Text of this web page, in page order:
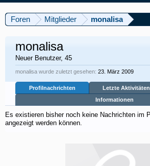
Foren Mitglieder monalisa
monalisa
Neuer Benutzer, 45
monalisa wurde zuletzt gesehen: 23. März 2009
Profilnachrichten Letzte Aktivitäten
Informationen
Es existieren bisher noch keine Nachrichten im
angezeigt werden können.